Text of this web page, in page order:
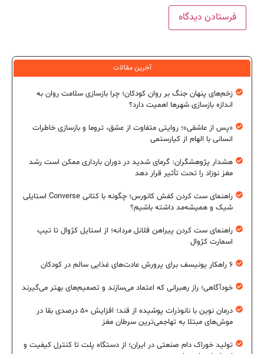
آخرین مقالات
زخم‌های پنهان جنگ بر روان کودکان؛ چرا بازسازی سلامت روان به
اندازه بازسازی شهرها اهمیت دارد؟
«پس از عاشقی»؛ روایتی متفاوت از عشق، تروما و بازسازی خاطرات
انسانی با الهام از کیارستمی
هشدار پژوهشگران: گرمای شدید در دوران بارداری ممکن است رشد
مغز نوزاد را تحت تأثیر قرار دهد
راهنمای ست کردن کفش کانورس؛ چگونه با کتانی Converse استایلی
شیک و همیشه‌مد داشته باشیم؟
راهنمای ست کردن پیراهن فلانل مردانه؛ از استایل کژوال تا تیپ
اسمارت کژوال
۶ راهکار یونیسف برای پرورش عادت‌های غذایی سالم در کودکان
خودآگاهی؛ راز رهبرانی که اعتماد می‌سازند و تصمیم‌های بهتر می‌گیرند
درمان نوین با نانوذرات پوشیده از قند؛ افزایش ۵۰ درصدی بقا در
موش‌های مبتلا به تهاجمی‌ترین سرطان مغز
تولید خوراک دام صنعتی در ایران؛ از دستگاه پلت تا کنترل کیفیت و